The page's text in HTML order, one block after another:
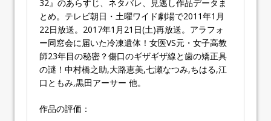
32』のあらすじ、ネタバレ、見逃し作品データま
とめ。テレビ朝日・土曜ワイド劇場で2011年1月
22日放送。2017年1月21日(土)再放送。アラフォ
ー同窓会に届いた冷凍遺体！女医VS元・女子高教
師23年目の秘密？傷口のギザギザ線と歯の矯正具
の謎！中村橋之助,大路恵美,七瀬なつみ,ちはる,江
口ともみ,黒田アーサー 他。
作品の評価：